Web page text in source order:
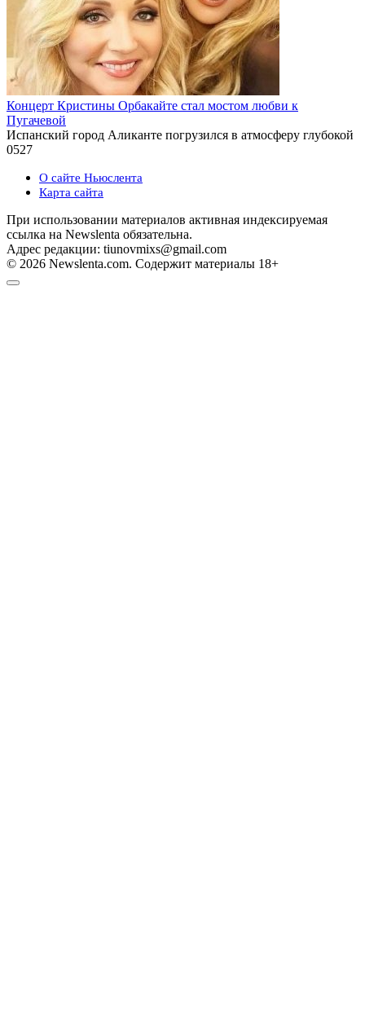
Концерт Кристины Орбакайте стал мостом любви к
Пугачевой
Испанский город Аликанте погрузился в атмосферу глубокой
0527
О сайте Ньюслента
Карта сайта
При использовании материалов активная индексируемая
ссылка на Newslenta обязательна.
Адрес редакции: tiunovmixs@gmail.com
© 2026 Newslenta.com. Содержит материалы 18+